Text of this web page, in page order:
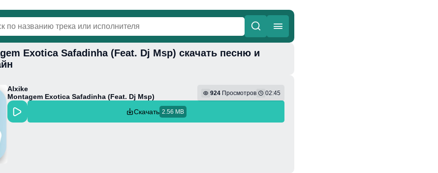
Exotica Safadinha (Feat. Dj Msp) скачать песню и
Alxike
Montagem Exotica Safadinha (Feat. Dj Msp)
924 Просмотров 02:45
Скачать 2.56 MB